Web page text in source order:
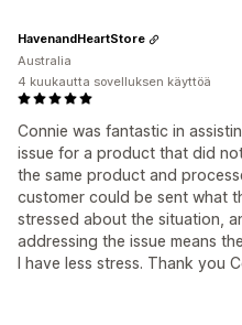
Connie was fantastic in
issue for a product that did
the same product and
customer could be sent what
stressed about the situation,
addressing the issue means
I have less stress. Thank you
HavenandHeartStore
Australia
4 kuukautta sovelluksen käyttöä